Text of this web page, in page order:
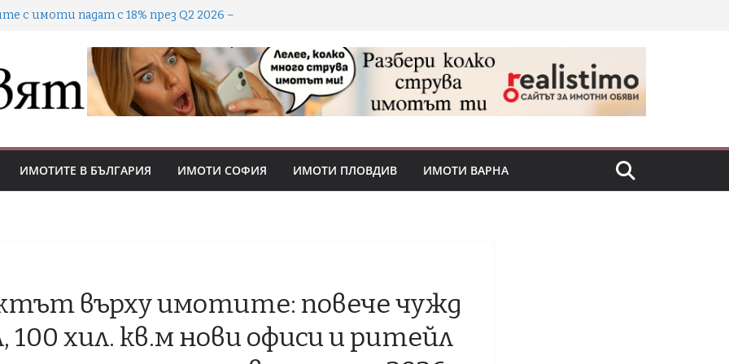
с имоти падат с 18% през Q2 2026 –
апартамент на БДС в София? Гответе
чек за 46 000 до 76 700 евро, за да стане
от мениджмънта носят предимство
и инвеститори в охладняващия
не винаги е паркинг: кога е обща част и кой
стопи: 70-73% от покупките в София са
ИМОТИТЕ В БЪЛГАРИЯ ИМОТИ СОФИЯ ИМОТИ ПЛОВДИВ ИМОТИ ВАРНА
върху имотите: повече чужд
100 хил. кв.м нови офиси и ритейл